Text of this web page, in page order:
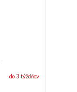
do 3 týždňov